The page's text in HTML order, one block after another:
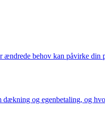
behov kan påvirke
og egenbetaling, og